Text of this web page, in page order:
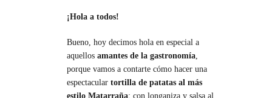
¡Hola a todos!
Bueno, hoy decimos hola en especial a
aquellos amantes de la gastronomía,
porque vamos a contarte cómo hacer una
espectacular tortilla de patatas al más
estilo Matarraña: con longaniza y salsa al